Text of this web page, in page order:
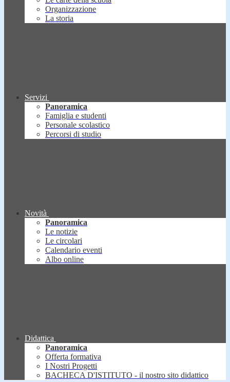
Organizzazione
La storia
Servizi
Panoramica
Famiglia e studenti
Personale scolastico
Percorsi di studio
Novità
Panoramica
Le notizie
Le circolari
Calendario eventi
Albo online
Didattica
Panoramica
Offerta formativa
I Nostri Progetti
BACHECA D'ISTITUTO - il nostro sito didattico